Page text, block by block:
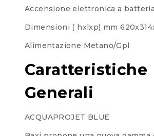
Accensione elettronica a batteria
Dimensioni ( hxlxp) mm
Alimentazione Metano/Gpl
Caratteristiche
Generali
ACQUAPROJET BLUE